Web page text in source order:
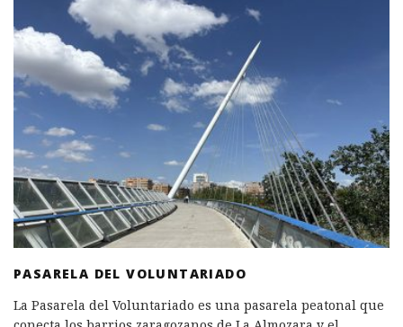
PASARELA DEL VOLUNTARIADO
La Pasarela del Voluntariado es una pasarela peatonal que